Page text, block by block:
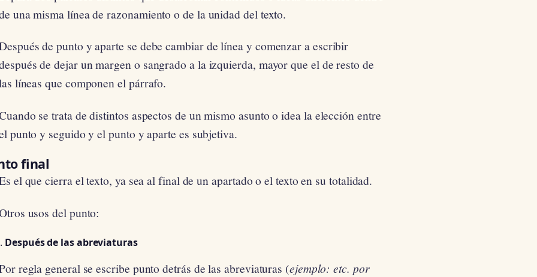
una misma línea de razonamiento o de la unidad del texto.
de punto y aparte se debe cambiar de línea y comenzar a escribir
de dejar un margen o sangrado a la izquierda, mayor que el de resto de
líneas que componen el párrafo.
se trata de distintos aspectos de un mismo asunto o idea la elección entre
punto y seguido y el punto y aparte es subjetiva.
final
el que cierra el texto, ya sea al final de un apartado o el texto en su totalidad.
usos del punto:
Después de las abreviaturas
regla general se escribe punto detrás de las abreviaturas (ejemplo: etc. por